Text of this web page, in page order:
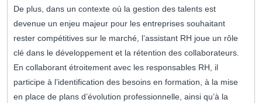
De plus, dans un contexte où la gestion des talents est
devenue un enjeu majeur pour les entreprises souhaitant
rester compétitives sur le marché, l’assistant RH joue un rôle
clé dans le développement et la rétention des collaborateurs.
En collaborant étroitement avec les responsables RH, il
participe à l’identification des besoins en formation, à la mise
en place de plans d’évolution professionnelle, ainsi qu’à la